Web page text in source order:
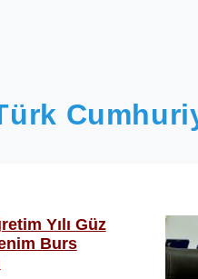
Yılı Güz
Burs